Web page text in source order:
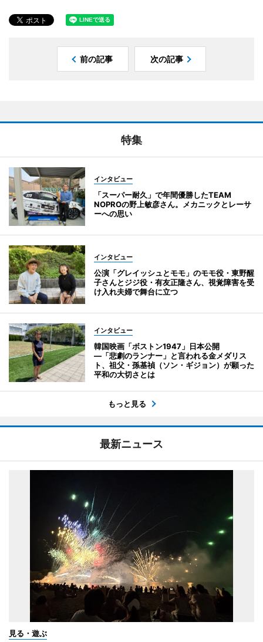
前の記事 次の記事
特集
インタビュー
「スーパー耐久」で年間優勝したTEAM
NOPROの野上敏彦さん。メカニックとレーサ
ーへの思い
インタビュー
公演「グレイッシュとモモ」のモモ役・東野醒
子さんとジジ役・有友正隆さん、視覚障害を受
け入れ夫婦で舞台に立つ
インタビュー
韓国映画「ボストン1947」日本公開
―「悲劇のランナー」と言われる金メダリス
ト、祖父・孫基禎（ソン・ギジョン）が願った
平和の大切さとは
もっと見る
最新ニュース
見る・遊ぶ